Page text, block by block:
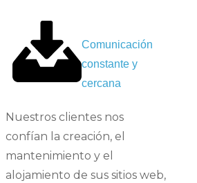
Comunicación
constante y
cercana
Nuestros clientes nos
confían la creación, el
mantenimiento y el
alojamiento de sus sitios web,